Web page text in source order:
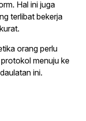
Hal ini juga
terlibat bekerja
orang perlu
menuju ke
ini.